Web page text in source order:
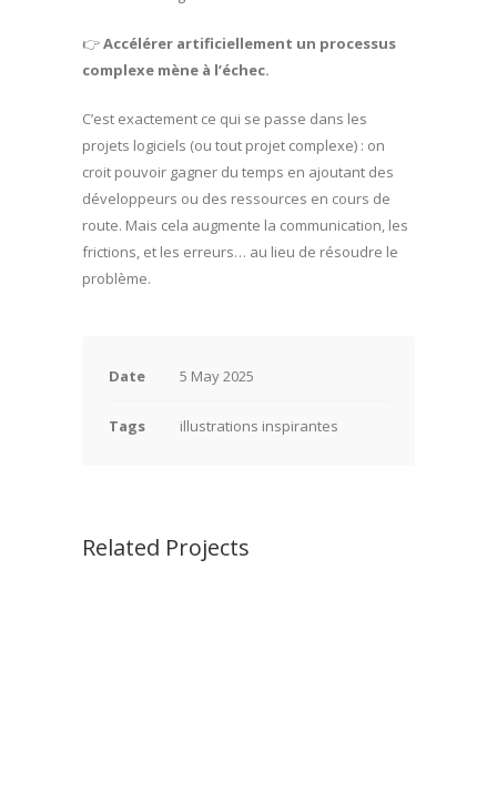
👉Accélérer artificiellement un processus
complexe mène à l’échec.
C’est exactement ce qui se passe dans les
projets logiciels (ou tout projet complexe) : on
croit pouvoir gagner du temps en ajoutant des
développeurs ou des ressources en cours de
route. Mais cela augmente la communication, les
frictions, et les erreurs… au lieu de résoudre le
problème.
Date 5 May 2025
Tags illustrations inspirantes
Related Projects